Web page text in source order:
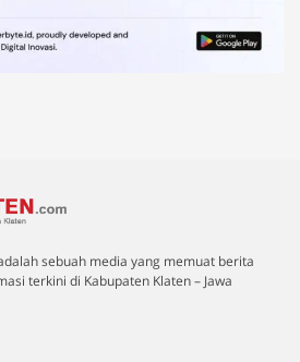
sebuah media yang memuat berita
terkini di Kabupaten Klaten – Jawa